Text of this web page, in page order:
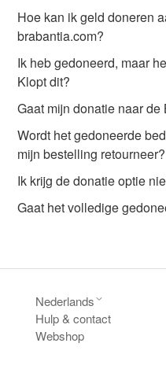
Hoe kan ik geld doneren
brabantia.com?
Ik heb gedoneerd, maar
Klopt dit?
Gaat mijn donatie naar
Wordt het gedoneerde
mijn bestelling retourneer?
Ik krijg de donatie optie
Gaat het volledige
Nederlands
Hulp & contact
Webshop